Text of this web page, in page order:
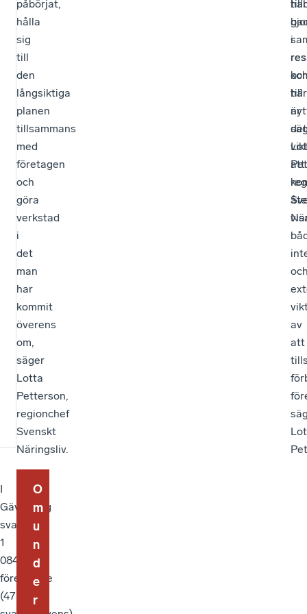
påbörjat,
hålla
sig
till
den
långsiktiga
planen
tillsammans
med
företagen
och
göra
verkstad
i
det
man
har
kommit
överens
om,
säger
Lotta
Petterson,
regionchef
Svenskt
Näringsliv.
har
till
i
här
är
det
att
av
att
I
Gävleborg
svarade
1
084
företagare
(47%
O
m
u
n
d
e
r